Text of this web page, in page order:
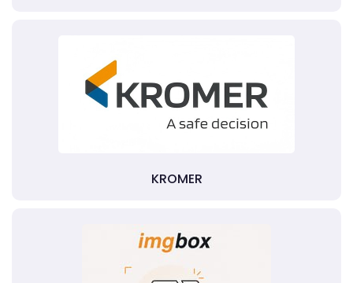
KROMER